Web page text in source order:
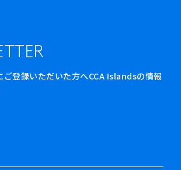
ご登録いただいた方へCCA Islandsの情報